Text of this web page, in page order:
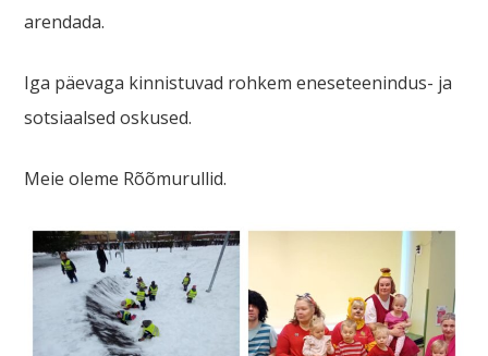
arendada.
Iga päevaga kinnistuvad rohkem eneseteenindus- ja
sotsiaalsed oskused.
Meie oleme Rõõmurullid.